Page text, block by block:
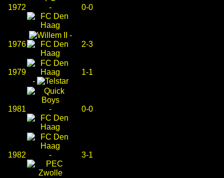
1972 - 0-0
1976
-
2-3
1979
-
1-1
1981 - 0-0
1982 - 3-1